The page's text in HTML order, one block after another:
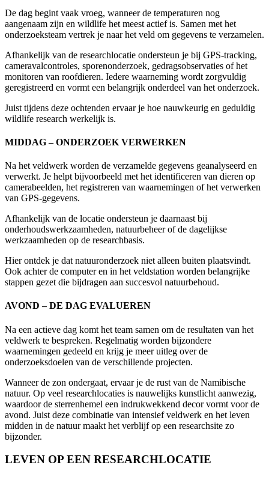
De dag begint vaak vroeg, wanneer de temperaturen nog
aangenaam zijn en wildlife het meest actief is. Samen met het
onderzoeksteam vertrek je naar het veld om gegevens te verzamelen.
Afhankelijk van de researchlocatie ondersteun je bij GPS-tracking,
cameravalcontroles, sporenonderzoek, gedragsobservaties of het
monitoren van roofdieren. Iedere waarneming wordt zorgvuldig
geregistreerd en vormt een belangrijk onderdeel van het onderzoek.
Juist tijdens deze ochtenden ervaar je hoe nauwkeurig en geduldig
wildlife research werkelijk is.
MIDDAG – ONDERZOEK VERWERKEN
Na het veldwerk worden de verzamelde gegevens geanalyseerd en
verwerkt. Je helpt bijvoorbeeld met het identificeren van dieren op
camerabeelden, het registreren van waarnemingen of het verwerken
van GPS-gegevens.
Afhankelijk van de locatie ondersteun je daarnaast bij
onderhoudswerkzaamheden, natuurbeheer of de dagelijkse
werkzaamheden op de researchbasis.
Hier ontdek je dat natuuronderzoek niet alleen buiten plaatsvindt.
Ook achter de computer en in het veldstation worden belangrijke
stappen gezet die bijdragen aan succesvol natuurbehoud.
AVOND – DE DAG EVALUEREN
Na een actieve dag komt het team samen om de resultaten van het
veldwerk te bespreken. Regelmatig worden bijzondere
waarnemingen gedeeld en krijg je meer uitleg over de
onderzoeksdoelen van de verschillende projecten.
Wanneer de zon ondergaat, ervaar je de rust van de Namibische
natuur. Op veel researchlocaties is nauwelijks kunstlicht aanwezig,
waardoor de sterrenhemel een indrukwekkend decor vormt voor de
avond. Juist deze combinatie van intensief veldwerk en het leven
midden in de natuur maakt het verblijf op een researchsite zo
bijzonder.
LEVEN OP EEN RESEARCHLOCATIE